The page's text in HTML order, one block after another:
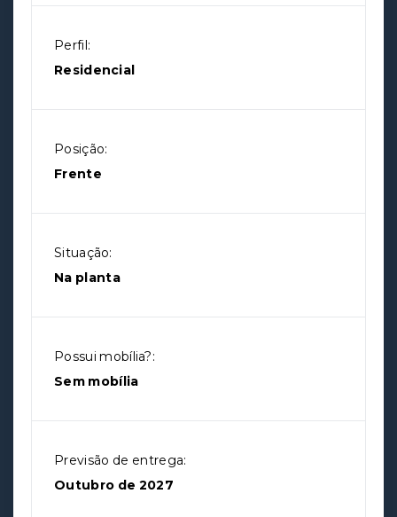
Perfil:
Residencial
Posição:
Frente
Situação:
Na planta
Possui mobília?:
Sem mobília
Previsão de entrega:
Outubro de 2027